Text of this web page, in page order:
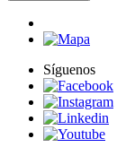
Síguenos